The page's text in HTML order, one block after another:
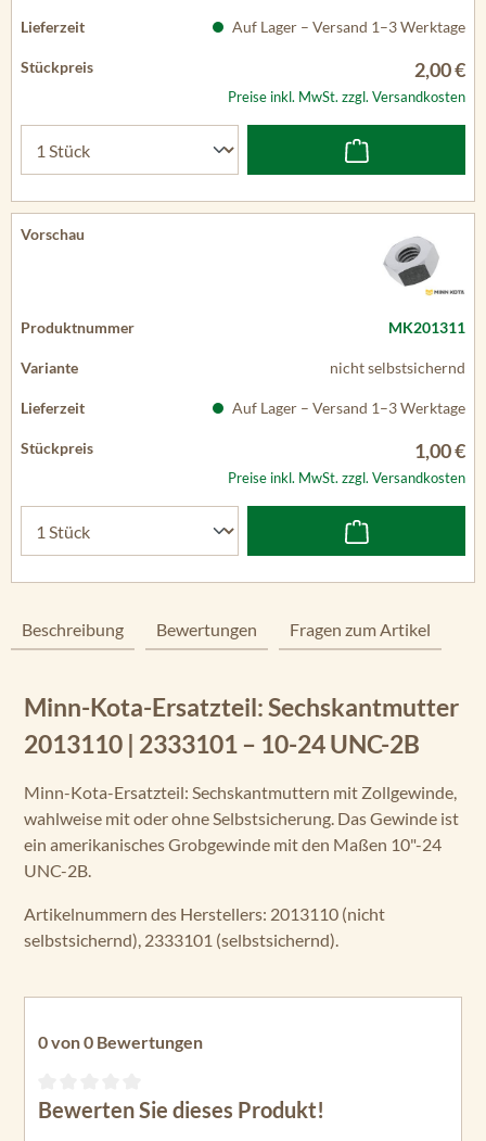
Auf Lager – Versand 1–3 Werktage
2,00 €
Preise inkl. MwSt. zzgl. Versandkosten
MK201311
nicht selbstsichernd
Auf Lager – Versand 1–3 Werktage
1,00 €
Preise inkl. MwSt. zzgl. Versandkosten
Beschreibung Bewertungen Fragen zum Artikel
Minn-Kota-Ersatzteil: Sechskantmutter
2013110 | 2333101 – 10-24 UNC-2B
Minn-Kota-Ersatzteil: Sechskantmuttern mit Zollgewinde,
wahlweise mit oder ohne Selbstsicherung. Das Gewinde ist
ein amerikanisches Grobgewinde mit den Maßen 10"-24
UNC-2B.
Artikelnummern des Herstellers: 2013110 (nicht
selbstsichernd), 2333101 (selbstsichernd).
0 von 0 Bewertungen
Durchschnittliche Bewertung von 0 von 5 Sternen
Bewerten Sie dieses Produkt!